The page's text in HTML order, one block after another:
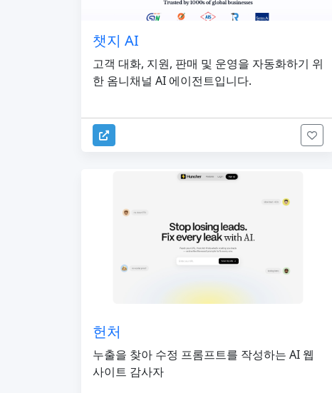
챗지 AI
고객 대화, 지원, 판매 및 운영을 자동화하기 위
한 옴니채널 AI 에이전트입니다.
헌처
누출을 찾아 수정 프롬프트를 작성하는 AI 웹
사이트 감사자